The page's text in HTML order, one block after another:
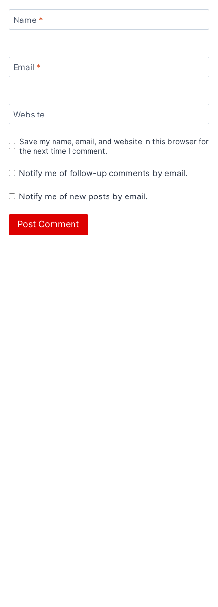
Name *
Email *
Website
Save my name, email, and website in this browser for
the next time I comment.
Notify me of follow-up comments by email.
Notify me of new posts by email.